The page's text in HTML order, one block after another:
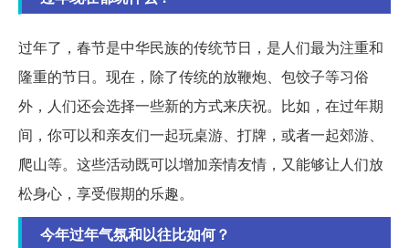
过年了，春节是中华民族的传统节日，是人们最为注重和
隆重的节日。现在，除了传统的放鞭炮、包饺子等习俗
外，人们还会选择一些新的方式来庆祝。比如，在过年期
间，你可以和亲友们一起玩桌游、打牌，或者一起郊游、
爬山等。这些活动既可以增加亲情友情，又能够让人们放
松身心，享受假期的乐趣。
今年过年气氛和以往比如何？